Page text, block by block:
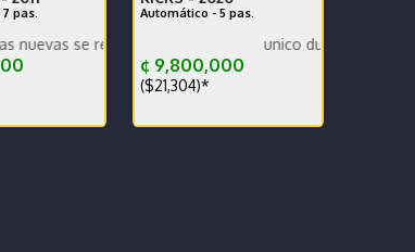
pas.
recibe y se financia traspaso incluido en efectivo
Automático - 5 pas.
unico dueño
¢ 9,800,000
($21,304)*